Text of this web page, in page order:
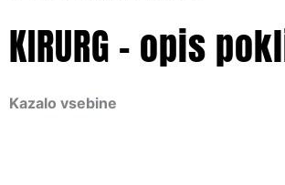
KIRURG – opis
Kazalo vsebine